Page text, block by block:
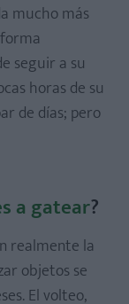
mucho más
seguir a su
horas de su
de días; pero
a gatear?
realmente la
objetos se
El volteo,